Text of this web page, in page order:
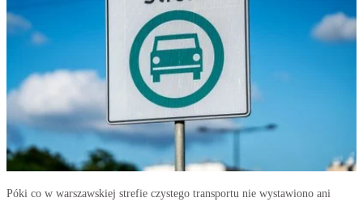
Póki co w warszawskiej strefie czystego transportu nie wystawiono ani